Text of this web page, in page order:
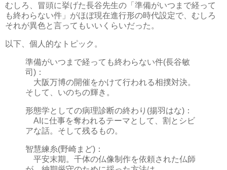
むしろ、冒頭に挙げた長谷先生の「準備がいつまで経って
も終わらない件」がほぼ現在進行形の時代設定で、むしろ
それが異色と言ってもいいくらいだった。
以下、個人的なトピック。
準備がいつまで経っても終わらない件(長谷敏
司)：
大阪万博の開催をかけて行われる相撲対決。
そして、いのちの輝き。
形態学としての病理診断の終わり(揚羽はな)：
AIに仕事を奪われるテーマとして、割とシビ
アな話。そして残るもの。
智慧練糸(野崎まど)：
平安末期。千体の仏像制作を依頼された仏師